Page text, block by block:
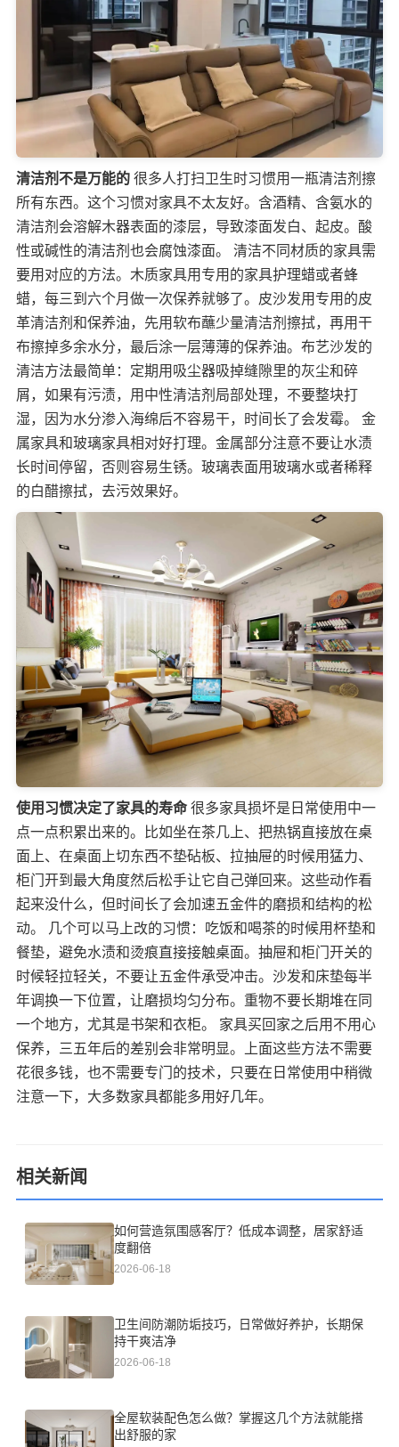
清洁剂不是万能的 很多人打扫卫生时习惯用一瓶清洁剂擦
所有东西。这个习惯对家具不太友好。含酒精、含氨水的
清洁剂会溶解木器表面的漆层，导致漆面发白、起皮。酸
性或碱性的清洁剂也会腐蚀漆面。 清洁不同材质的家具需
要用对应的方法。木质家具用专用的家具护理蜡或者蜂
蜡，每三到六个月做一次保养就够了。皮沙发用专用的皮
革清洁剂和保养油，先用软布蘸少量清洁剂擦拭，再用干
布擦掉多余水分，最后涂一层薄薄的保养油。布艺沙发的
清洁方法最简单：定期用吸尘器吸掉缝隙里的灰尘和碎
屑，如果有污渍，用中性清洁剂局部处理，不要整块打
湿，因为水分渗入海绵后不容易干，时间长了会发霉。 金
属家具和玻璃家具相对好打理。金属部分注意不要让水渍
长时间停留，否则容易生锈。玻璃表面用玻璃水或者稀释
的白醋擦拭，去污效果好。
使用习惯决定了家具的寿命 很多家具损坏是日常使用中一
点一点积累出来的。比如坐在茶几上、把热锅直接放在桌
面上、在桌面上切东西不垫砧板、拉抽屉的时候用猛力、
柜门开到最大角度然后松手让它自己弹回来。这些动作看
起来没什么，但时间长了会加速五金件的磨损和结构的松
动。 几个可以马上改的习惯：吃饭和喝茶的时候用杯垫和
餐垫，避免水渍和烫痕直接接触桌面。抽屉和柜门开关的
时候轻拉轻关，不要让五金件承受冲击。沙发和床垫每半
年调换一下位置，让磨损均匀分布。重物不要长期堆在同
一个地方，尤其是书架和衣柜。 家具买回家之后用不用心
保养，三五年后的差别会非常明显。上面这些方法不需要
花很多钱，也不需要专门的技术，只要在日常使用中稍微
注意一下，大多数家具都能多用好几年。
相关新闻
如何营造氛围感客厅？低成本调整，居家舒适
度翻倍
2026-06-18
卫生间防潮防垢技巧，日常做好养护，长期保
持干爽洁净
2026-06-18
全屋软装配色怎么做？掌握这几个方法就能搭
出舒服的家